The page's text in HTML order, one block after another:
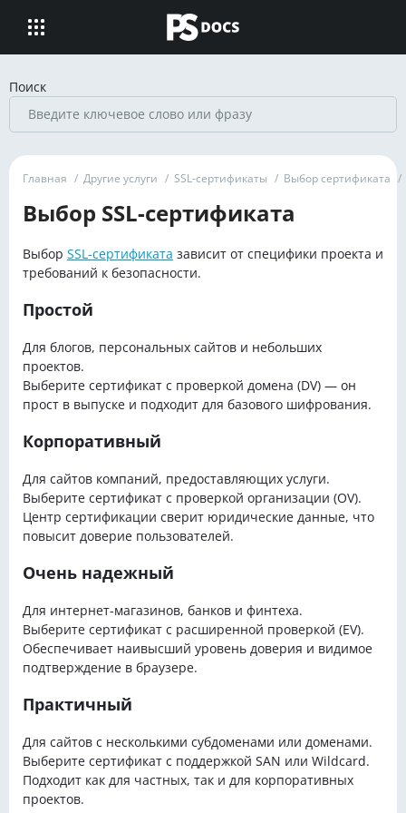
Поиск
Главная / Другие услуги / SSL-сертификаты / Выбор сертификата /
Выбор SSL-сертификата
Выбор SSL-сертификата зависит от специфики проекта и
требований к безопасности.
Простой
Для блогов, персональных сайтов и небольших
проектов.
Выберите сертификат с проверкой домена (DV) — он
прост в выпуске и подходит для базового шифрования.
Корпоративный
Для сайтов компаний, предоставляющих услуги.
Выберите сертификат с проверкой организации (OV).
Центр сертификации сверит юридические данные, что
повысит доверие пользователей.
Очень надежный
Для интернет-магазинов, банков и финтеха.
Выберите сертификат с расширенной проверкой (EV).
Обеспечивает наивысший уровень доверия и видимое
подтверждение в браузере.
Практичный
Для сайтов с несколькими субдоменами или доменами.
Выберите сертификат с поддержкой SAN или Wildcard.
Подходит как для частных, так и для корпоративных
проектов.